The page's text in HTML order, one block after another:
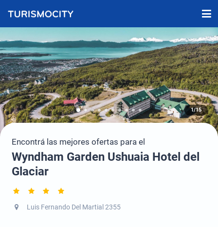
1/15
Encontrá las mejores ofertas para el
Wyndham Garden Ushuaia Hotel del
Glaciar
Luis Fernando Del Martial 2355